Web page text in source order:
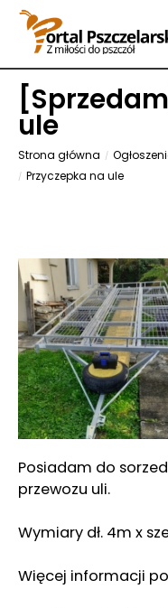
[Sprzedam
ule
Strona główna
Przyczepka na ule
Posiadam do
przewozu uli.
Wymiary dł. 4m x
Więcej informacji